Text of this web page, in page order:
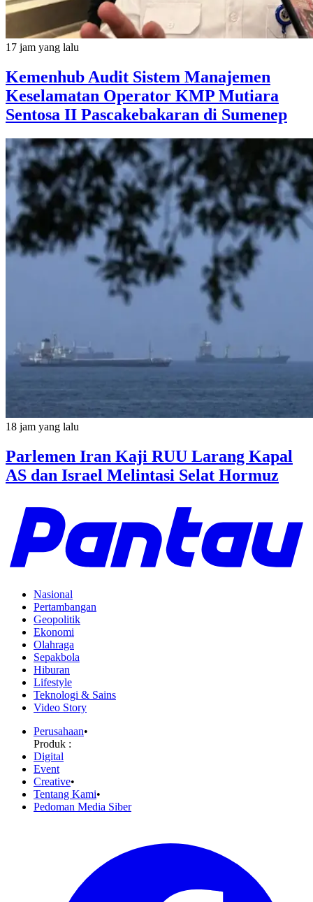
17 jam yang lalu
Kemenhub Audit Sistem Manajemen
Keselamatan Operator KMP Mutiara
Sentosa II Pascakebakaran di Sumenep
18 jam yang lalu
Parlemen Iran Kaji RUU Larang Kapal
AS dan Israel Melintasi Selat Hormuz
Nasional
Pertambangan
Geopolitik
Ekonomi
Olahraga
Sepakbola
Hiburan
Lifestyle
Teknologi & Sains
Video Story
Perusahaan•
Produk :
Digital
Event
Creative•
Tentang Kami•
Pedoman Media Siber